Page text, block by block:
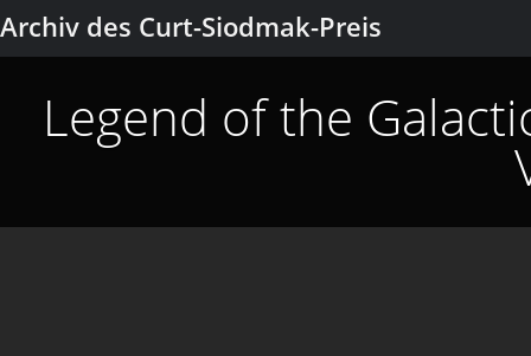
Archiv des Curt-Siodmak-Preis
Legend of the